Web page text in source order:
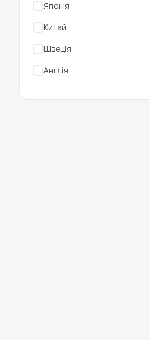
Японія
Китай
Швеція
Англія